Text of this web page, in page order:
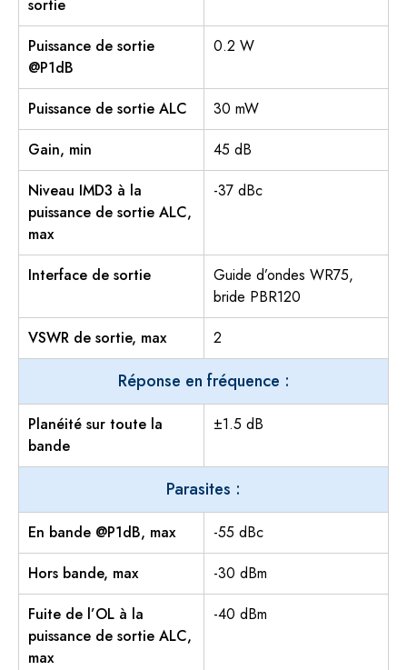
sortie
Puissance de sortie
@P1dB
0.2 W
Puissance de sortie ALC
30 mW
Gain, min
45 dB
Niveau IMD3 à la
puissance de sortie ALC,
max
-37 dBc
Interface de sortie
Guide d’ondes WR75,
bride PBR120
VSWR de sortie, max
2
Réponse en fréquence :
Planéité sur toute la
bande
±1.5 dB
Parasites :
En bande @P1dB, max
-55 dBc
Hors bande, max
-30 dBm
Fuite de l’OL à la
puissance de sortie ALC,
max
-40 dBm